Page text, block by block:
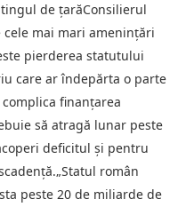
de țarăConsilierul
mai mari amenințări
pierderea statutului
care ar îndepărta o parte
finanțarea
să atragă lunar peste
deficitul și pentru
român
peste 20 de miliarde de